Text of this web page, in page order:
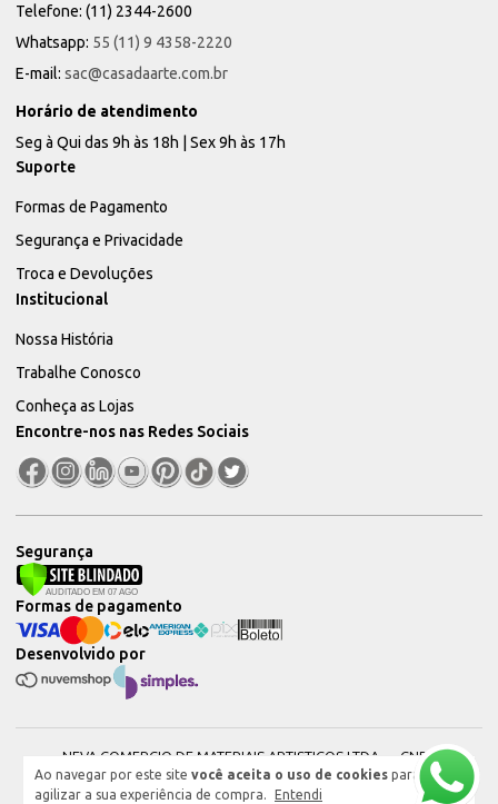
Ao navegar por este site você aceita o uso de cookies para
agilizar a sua experiência de compra.
Entendi
Telefone: (11) 2344-2600
Whatsapp: 55 (11) 9 4358-2220
E-mail: sac@casadaarte.com.br
Horário de atendimento
Seg à Qui das 9h às 18h | Sex 9h às 17h
Suporte
Formas de Pagamento
Segurança e Privacidade
Troca e Devoluções
Institucional
Nossa História
Trabalhe Conosco
Conheça as Lojas
Encontre-nos nas Redes Sociais
Segurança
Desenvolvido por
Formas de pagamento
NEVA COMERCIO DE MATERIAIS ARTISTICOS LTDA — CNPJ:
51604544000101 © 2026. Todos os direitos reservados.